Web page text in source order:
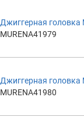
Джиггерная головка
MURENA41979
Джиггерная головка
MURENA41980